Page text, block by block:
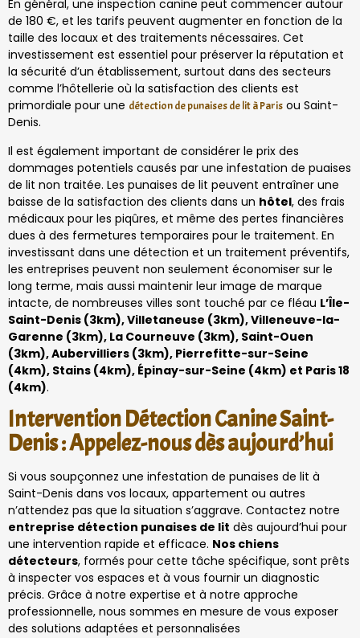
En général, une inspection canine peut commencer autour
de 180 €, et les tarifs peuvent augmenter en fonction de la
taille des locaux et des traitements nécessaires. Cet
investissement est essentiel pour préserver la réputation et
la sécurité d’un établissement, surtout dans des secteurs
comme l’hôtellerie où la satisfaction des clients est
primordiale pour une détection de punaises de lit à Paris ou Saint-
Denis.
Il est également important de considérer le prix des
dommages potentiels causés par une infestation de puaises
de lit non traitée. Les punaises de lit peuvent entraîner une
baisse de la satisfaction des clients dans un hôtel, des frais
médicaux pour les piqûres, et même des pertes financières
dues à des fermetures temporaires pour le traitement. En
investissant dans une détection et un traitement préventifs,
les entreprises peuvent non seulement économiser sur le
long terme, mais aussi maintenir leur image de marque
intacte, de nombreuses villes sont touché par ce fléau L’Île-
Saint-Denis (3km), Villetaneuse (3km), Villeneuve-la-
Garenne (3km), La Courneuve (3km), Saint-Ouen
(3km), Aubervilliers (3km), Pierrefitte-sur-Seine
(4km), Stains (4km), Épinay-sur-Seine (4km) et Paris 18
(4km).
Intervention Détection Canine Saint-
Denis : Appelez-nous dès aujourd’hui
Si vous soupçonnez une infestation de punaises de lit à
Saint-Denis dans vos locaux, appartement ou autres
n’attendez pas que la situation s’aggrave. Contactez notre
entreprise détection punaises de lit dès aujourd’hui pour
une intervention rapide et efficace. Nos chiens
détecteurs, formés pour cette tâche spécifique, sont prêts
à inspecter vos espaces et à vous fournir un diagnostic
précis. Grâce à notre expertise et à notre approche
professionnelle, nous sommes en mesure de vous exposer
des solutions adaptées et personnalisées